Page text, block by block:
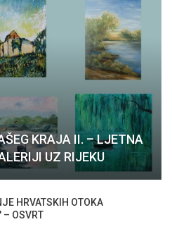
KRAJA II. – LJETNA
UZ RIJEKU
HRVATSKIH OTOKA
– OSVRT